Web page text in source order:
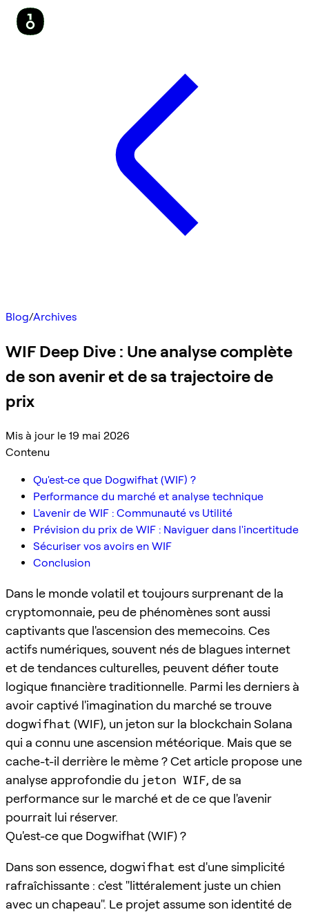
Blog/Archives
WIF Deep Dive : Une analyse complète
de son avenir et de sa trajectoire de
prix
Mis à jour le 19 mai 2026
Contenu
Qu'est-ce que Dogwifhat (WIF) ?
Performance du marché et analyse technique
L'avenir de WIF : Communauté vs Utilité
Prévision du prix de WIF : Naviguer dans l'incertitude
Sécuriser vos avoirs en WIF
Conclusion
Dans le monde volatil et toujours surprenant de la
cryptomonnaie, peu de phénomènes sont aussi
captivants que l'ascension des memecoins. Ces
actifs numériques, souvent nés de blagues internet
et de tendances culturelles, peuvent défier toute
logique financière traditionnelle. Parmi les derniers à
avoir captivé l'imagination du marché se trouve
dogwifhat (WIF), un jeton sur la blockchain Solana
qui a connu une ascension météorique. Mais que se
cache-t-il derrière le mème ? Cet article propose une
analyse approfondie du jeton WIF, de sa
performance sur le marché et de ce que l'avenir
pourrait lui réserver.
Qu'est-ce que Dogwifhat (WIF) ?
Dans son essence, dogwifhat est d'une simplicité
rafraîchissante : c'est "littéralement juste un chien
avec un chapeau". Le projet assume son identité de